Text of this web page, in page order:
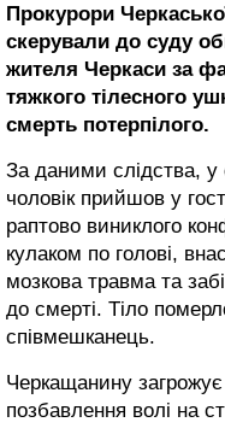
Прокурори
скерували до суду
жителя Черкаси за
тяжкого тілесного
смерть потерпілого.
За даними слідства, у
чоловік прийшов у
раптово виниклого
кулаком по голові,
мозкова травма та
до смерті. Тіло
співмешканець.
Черкащанину загрожує
позбавлення волі на